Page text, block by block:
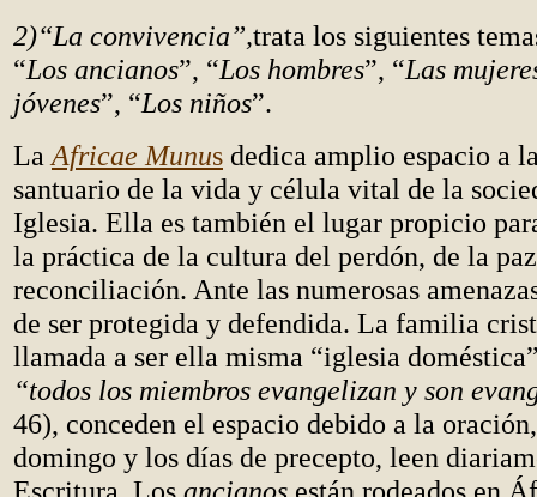
2)“La convivencia”,trata los siguientes
“Los ancianos”, “Los hombres”, “Las
jóvenes”, “Los niños”.
La Africae Munus dedica amplio espacio a
santuario de la vida y célula vital de la
Iglesia. Ella es también el lugar propicio
la práctica de la cultura del perdón, de la
reconciliación. Ante las numerosas
de ser protegida y defendida. La familia
llamada a ser ella misma “iglesia
“todos los miembros evangelizan y son
46), conceden el espacio debido a la
domingo y los días de precepto, leen
Escritura. Los ancianos están rodeados en